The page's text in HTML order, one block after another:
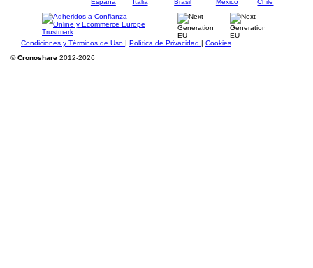
Condiciones y Términos de Uso | Política de Privacidad | Cookies
©Cronoshare 2012-2026